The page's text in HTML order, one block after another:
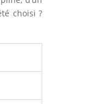
choisi ?